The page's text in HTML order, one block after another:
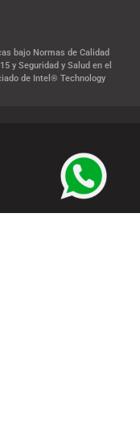
bajo Normas de Calidad
y Seguridad y Salud en el
de Intel® Technology